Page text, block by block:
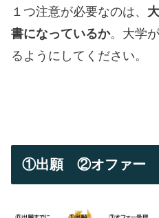
１つ注意が必要なのは、
書になっているか。大学
るようにしてください。
①出願 ②オファー